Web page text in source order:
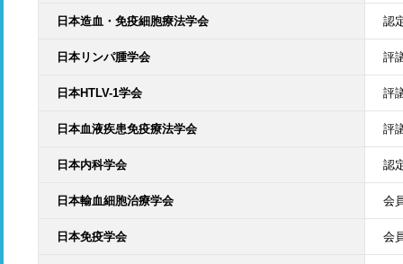
日本造血・免疫細胞療法学会 認
日本リンパ腫学会 評
日本HTLV-1学会 評
日本血液疾患免疫療法学会 評
日本内科学会 認
日本輸血細胞治療学会 会
日本免疫学会 会